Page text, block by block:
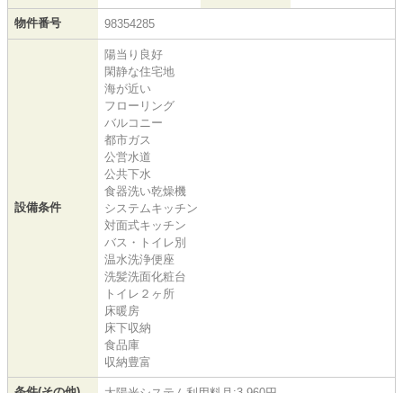
物件番号 98354285
設備条件
陽当り良好
閑静な住宅地
海が近い
フローリング
バルコニー
都市ガス
公営水道
公共下水
食器洗い乾燥機
システムキッチン
対面式キッチン
バス・トイレ別
温水洗浄便座
洗髪洗面化粧台
トイレ２ヶ所
床暖房
床下収納
食品庫
収納豊富